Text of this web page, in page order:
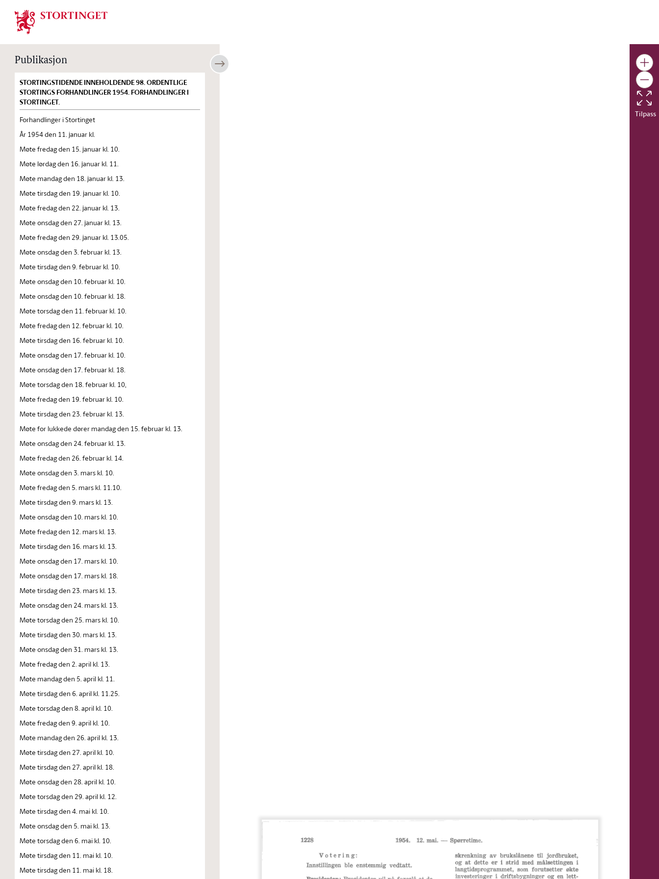
Stortinget.no
Publikasjon
STORTINGSTIDENDE INNEHOLDENDE 98. ORDENTLIGE
STORTINGS FORHANDLINGER 1954. FORHANDLINGER I
STORTINGET.
Forhandlinger i Stortinget
År 1954 den 11. januar kl.
Møte fredag den 15. januar kl. 10.
Møte lørdag den 16. januar kl. 11.
Møte mandag den 18. januar kl. 13.
Møte tirsdag den 19. januar kl. 10.
Møte fredag den 22. januar kl. 13.
Møte onsdag den 27. januar kl. 13.
Møte fredag den 29. januar kl. 13.05.
Møte onsdag den 3. februar kl. 13.
Møte tirsdag den 9. februar kl. 10.
Møte onsdag den 10. februar kl. 10.
Møte onsdag den 10. februar kl. 18.
Møte torsdag den 11. februar kl. 10.
Møte fredag den 12. februar kl. 10.
Møte tirsdag den 16. februar kl. 10.
Møte onsdag den 17. februar kl. 10.
Møte onsdag den 17. februar kl. 18.
Møte torsdag den 18. februar kl. 10,
Møte fredag den 19. februar kl. 10.
Møte tirsdag den 23. februar kl. 13.
Møte for lukkede dører mandag den 15. februar kl. 13.
Møte onsdag den 24. februar kl. 13.
Møte fredag den 26. februar kl. 14.
Møte onsdag den 3. mars kl. 10.
Møte fredag den 5. mars kl. 11.10.
Møte tirsdag den 9. mars kl. 13.
Møte onsdag den 10. mars kl. 10.
Møte fredag den 12. mars kl. 13.
Møte tirsdag den 16. mars kl. 13.
Møte onsdag den 17. mars kl. 10.
Møte onsdag den 17. mars kl. 18.
Møte tirsdag den 23. mars kl. 13.
Møte onsdag den 24. mars kl. 13.
Møte torsdag den 25. mars kl. 10.
Møte tirsdag den 30. mars kl. 13.
Møte onsdag den 31. mars kl. 13.
Møte fredag den 2. april kl. 13.
Møte mandag den 5. april kl. 11.
Møte tirsdag den 6. april kl. 11.25.
Møte torsdag den 8. april kl. 10.
Møte fredag den 9. april kl. 10.
Møte mandag den 26. april kl. 13.
Møte tirsdag den 27. april kl. 10.
Møte tirsdag den 27. april kl. 18.
Møte onsdag den 28. april kl. 10.
Møte torsdag den 29. april kl. 12.
Møte tirsdag den 4. mai kl. 10.
Møte onsdag den 5. mai kl. 13.
Møte torsdag den 6. mai kl. 10.
Møte tirsdag den 11. mai kl. 10.
Møte tirsdag den 11. mai kl. 18.